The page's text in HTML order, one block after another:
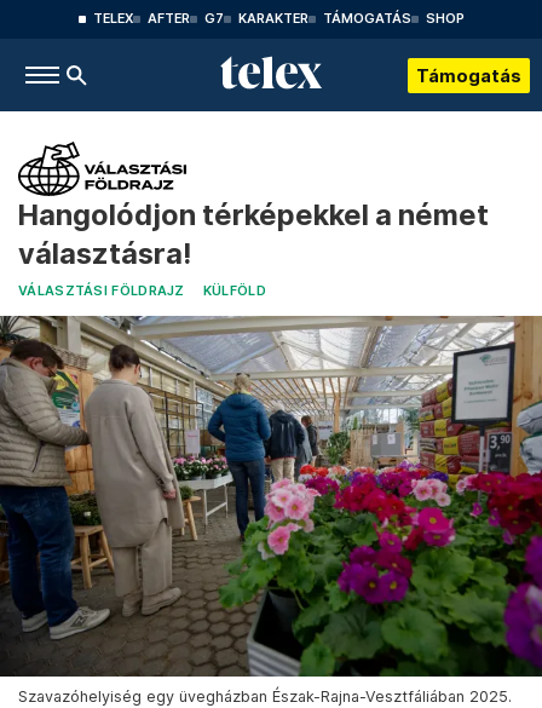
TELEX AFTER G7 KARAKTER TÁMOGATÁS SHOP
Támogatás
Hangolódjon térképekkel a német
választásra!
VÁLASZTÁSI FÖLDRAJZ KÜLFÖLD
Szavazóhelyiség egy üvegházban Észak-Rajna-Vesztfáliában 2025.